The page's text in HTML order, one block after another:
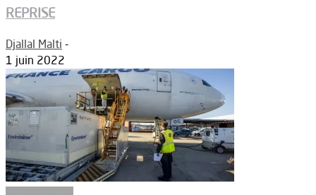
REPRISE
Djallal Malti -
1 juin 2022